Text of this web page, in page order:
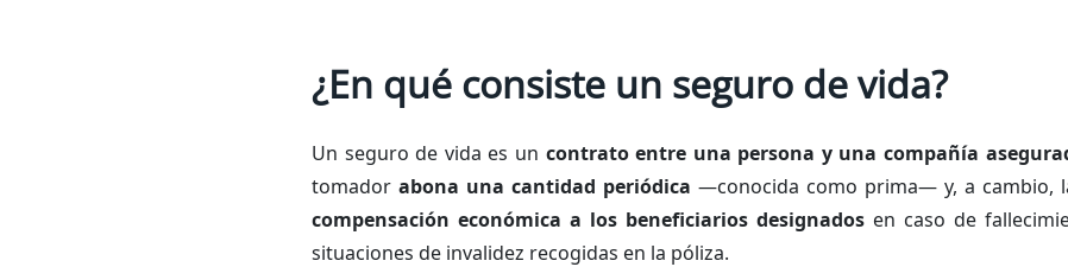
¿En qué consiste un seguro de vida?
Un seguro de vida es un contrato entre una persona y una compañía
tomador abona una cantidad periódica —conocida como prima— y, a cambio,
compensación económica a los beneficiarios designados en caso de
situaciones de invalidez recogidas en la póliza.